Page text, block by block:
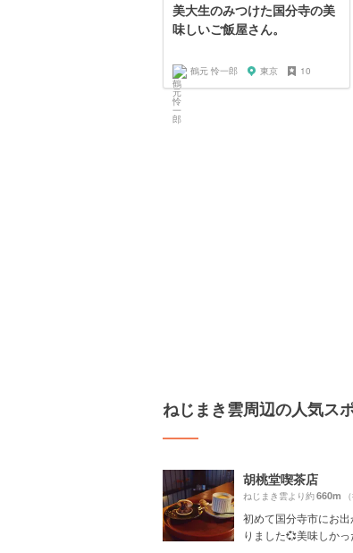
美大生のみつけた国分寺の美
味しいご飯屋さん。
鶴元 怜一郎 東京 10
ねじまき雲周辺の人気ス
胡桃堂喫茶店
ねじまき雲より約660m
初めて国分寺市にお
りました💞美味しか